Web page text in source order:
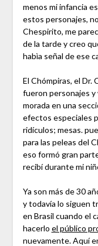
menos mi infancia
estos personajes,
Chespirito, me
de la tarde y creo
habìa señal de ese
El Chómpiras, el Dr.
fueron personajes y
morada en una
efectos especiales
ridículos; mesas.
para las peleas del
eso formó gran
recibí durante mi
Ya son más de 30
y todavía lo siguen
en Brasil cuando el
hacerlo el público
nuevamente. Aquí